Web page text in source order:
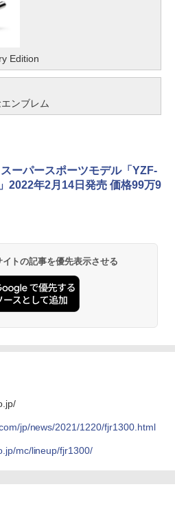
Edition
エンブレム
トの記事を優先表示させる